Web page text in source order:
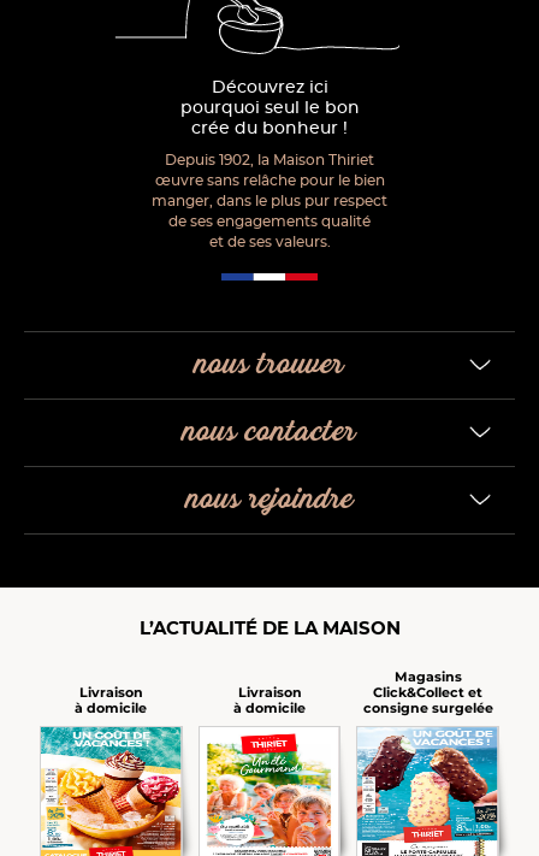
Découvrez ici
pourquoi seul le bon
crée du bonheur !
Depuis 1902, la Maison Thiriet
œuvre sans relâche pour le bien
manger, dans le plus pur respect
de ses engagements qualité
et de ses valeurs.
nous trouver
nous contacter
nous rejoindre
L’ACTUALITÉ DE LA MAISON
Livraison
à domicile
Livraison
à domicile
Magasins
Click&Collect et
consigne surgelée